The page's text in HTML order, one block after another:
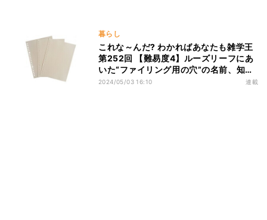
暮らし
これな～んだ? わかればあなたも雑学王
第252回 【難易度4】ルーズリーフにあ
いた“ファイリング用の穴”の名前、知っ
てる?
2024/05/03 16:10 連載